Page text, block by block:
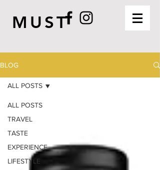
MUST
BLOG
ALL POSTS
TRAVEL
TASTE
EXPERIENCE
LIFESTYLE
ALL POSTS